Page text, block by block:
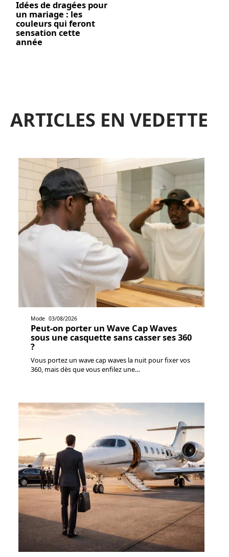
Idées de dragées pour
un mariage : les
couleurs qui feront
sensation cette
année
ARTICLES EN VEDETTE
Mode 03/08/2026
Peut-on porter un Wave Cap Waves
sous une casquette sans casser ses 360
?
Vous portez un wave cap waves la nuit pour fixer vos
360, mais dès que vous enfilez une…